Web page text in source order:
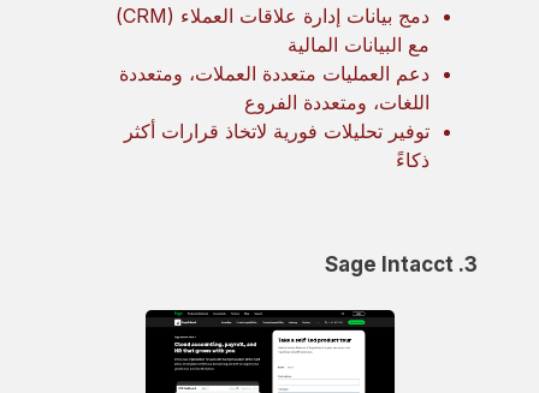
دمج بيانات إدارة علاقات العملاء (CRM)
مع البيانات المالية
دعم العمليات متعددة العملات، ومتعددة
اللغات، ومتعددة الفروع
توفير تحليلات فورية لاتخاذ قرارات أكثر
ذكاءً
3. Sage Intacct